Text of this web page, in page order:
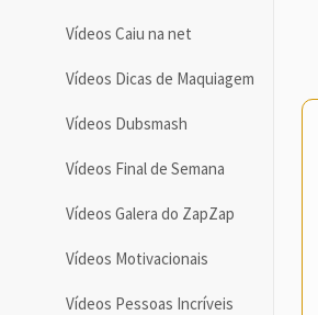
Vídeos Caiu na net
Vídeos Dicas de Maquiagem
Vídeos Dubsmash
Vídeos Final de Semana
Vídeos Galera do ZapZap
Vídeos Motivacionais
Vídeos Pessoas Incríveis